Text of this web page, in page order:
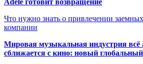
Adele готовит возвращение
Что нужно знать о привлечении заемных
компании
Мировая музыкальная индустрия всё
сближается с кино: новый